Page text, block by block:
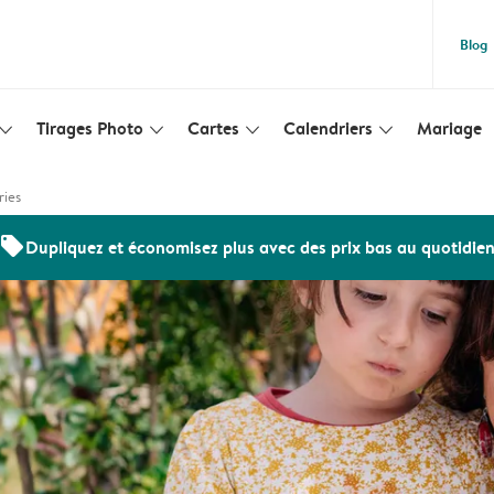
Blog
slim_arrow_down Tirages Photo slim_arrow_down Cartes slim_arrow_down Calendriers slim_arrow_down Mariage
offersDupliquez et économisez plus avec des prix bas au quotidien